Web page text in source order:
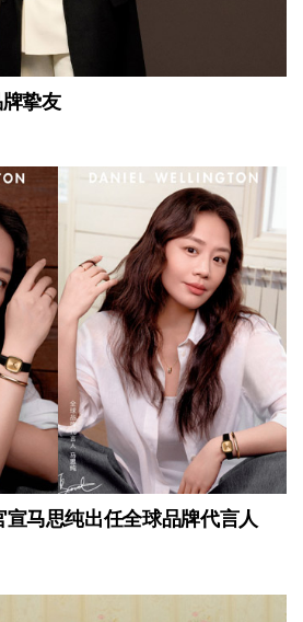
挚友
马思纯出任全球品牌代言人